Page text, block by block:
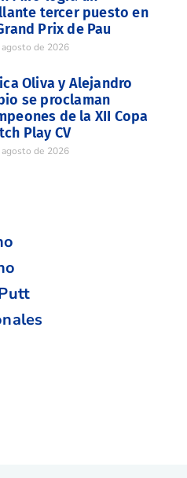
tercer puesto en
Prix de Pau
agosto de 2026
Oliva y Alejandro
se proclaman
de la XII Copa
Play CV
agosto de 2026